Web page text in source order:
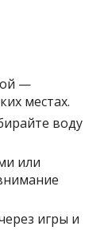
—
местах.
воду
или
игры и